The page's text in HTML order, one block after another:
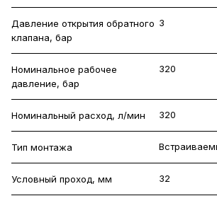
Давление открытия обратного
клапана, бар
3
Номинальное рабочее
давление, бар
320
Номинальный расход, л/мин 320
Тип монтажа
Условный проход, мм 32